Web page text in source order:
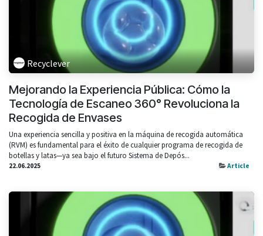
Recyclever
Mejorando la Experiencia Pública: Cómo la
Tecnología de Escaneo 360° Revoluciona la
Recogida de Envases
Una experiencia sencilla y positiva en la máquina de recogida automática
(RVM) es fundamental para el éxito de cualquier programa de recogida de
botellas y latas—ya sea bajo el futuro Sistema de Depós...
22.06.2025 Article